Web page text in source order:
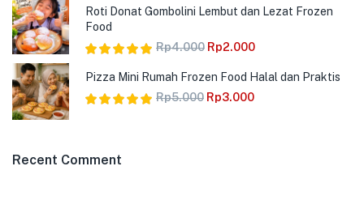
dari 5
Roti Donat Gombolini Lembut dan Lezat Frozen
Food
dari 5
Rp4.000 Rp2.000
Pizza Mini Rumah Frozen Food Halal dan Praktis
Rp5.000 Rp3.000
Recent Comment